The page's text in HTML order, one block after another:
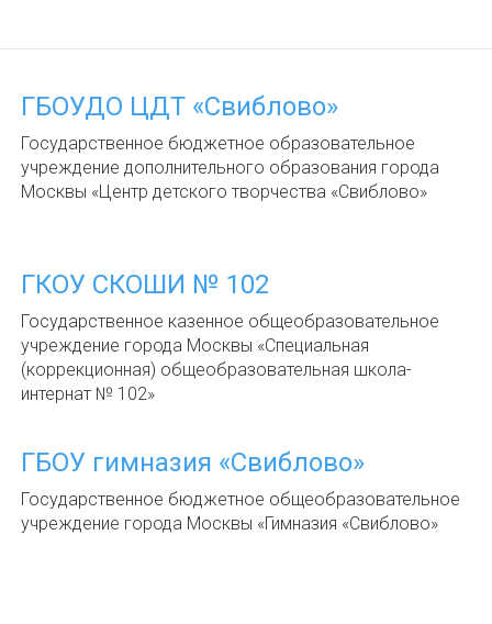
ГБОУДО ЦДТ «Свиблово»
Государственное бюджетное образовательное
учреждение дополнительного образования города
Москвы «Центр детского творчества «Свиблово»
ГКОУ СКОШИ № 102
Государственное казенное общеобразовательное
учреждение города Москвы «Специальная
(коррекционная) общеобразовательная школа-
интернат № 102»
ГБОУ гимназия «Свиблово»
Государственное бюджетное общеобразовательное
учреждение города Москвы «Гимназия «Свиблово»